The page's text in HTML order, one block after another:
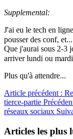
Supplemental:
J'ai eu le tech en
pousser des conf,
Que j'aurai sous 2-3
arriver lundi ou
Plus qu'à attendre...
Article précédent :
tierce-partie
réseaux sociaux
Articles les plus